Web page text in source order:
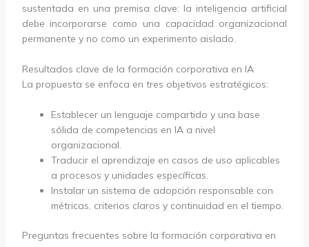
sustentada en una premisa clave: la inteligencia artificial
debe incorporarse como una capacidad organizacional
permanente y no como un experimento aislado.
Resultados clave de la formación corporativa en IA
La propuesta se enfoca en tres objetivos estratégicos:
Establecer un lenguaje compartido y una base
sólida de competencias en IA a nivel
organizacional.
Traducir el aprendizaje en casos de uso aplicables
a procesos y unidades específicas.
Instalar un sistema de adopción responsable con
métricas, criterios claros y continuidad en el tiempo.
Preguntas frecuentes sobre la formación corporativa en